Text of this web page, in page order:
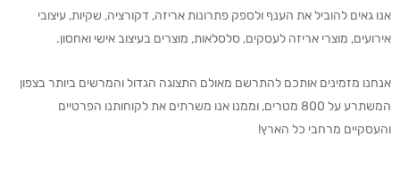
אנו גאים להוביל את הענף ולספק פתרונות אריזה, דקורציה, שקיות, עיצובי
אירועים, מוצרי אריזה לעסקים, סלסלאות, מוצרים בעיצוב אישי ואחסון.
אנחנו מזמינים אותכם להתרשם מאולם התצוגה הגדול והמרשים ביותר בצפון
המשתרע על 800 מטרים, וממנו אנו משרתים את לקוחותנו הפרטיים
והעסקיים מרחבי כל הארץ!